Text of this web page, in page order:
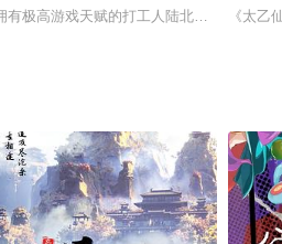
不及，纷纷离他而去。经过五年的金戈
真实世界，而是古代神祉女娲用法器“山
有极高游戏天赋的打工人陆北，魂穿当下
《太乙